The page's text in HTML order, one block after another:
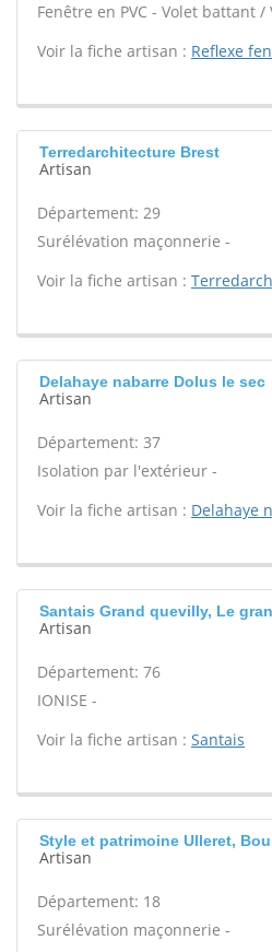
Fenêtre en PVC - Volet battant /
Voir la fiche artisan : Reflexe
Terredarchitecture Brest
Artisan
Département: 29
Surélévation maçonnerie -
Voir la fiche artisan :
Delahaye nabarre Dolus le sec
Artisan
Département: 37
Isolation par l'extérieur -
Voir la fiche artisan : Delahaye
Santais Grand quevilly, Le
Artisan
Département: 76
IONISE -
Voir la fiche artisan : Santais
Style et patrimoine Ulleret,
Artisan
Département: 18
Surélévation maçonnerie -